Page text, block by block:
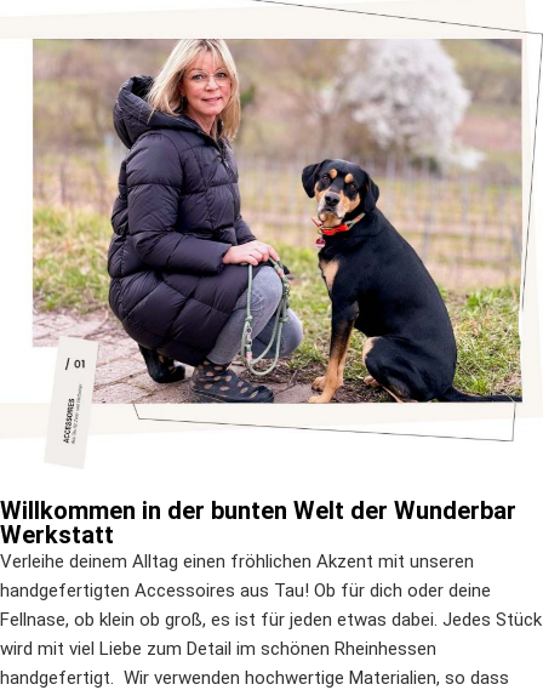
Willkommen in der bunten Welt der Wunderbar
Werkstatt
Verleihe deinem Alltag einen fröhlichen Akzent mit unseren
handgefertigten Accessoires aus Tau! Ob für dich oder deine
Fellnase, ob klein ob groß, es ist für jeden etwas dabei. Jedes Stück
wird mit viel Liebe zum Detail im schönen Rheinhessen
handgefertigt. Wir verwenden hochwertige Materialien, so dass